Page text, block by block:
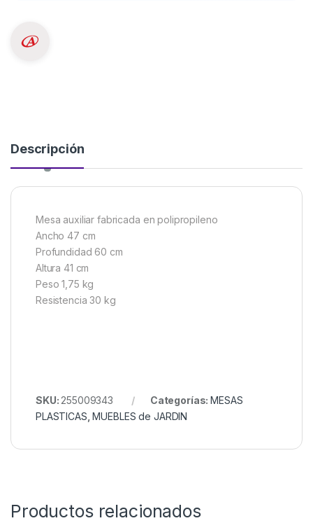
Descripción
Mesa auxiliar fabricada en polipropileno
Ancho 47 cm
Profundidad 60 cm
Altura 41 cm
Peso 1,75 kg
Resistencia 30 kg
SKU: 255009343 Categorías:MESAS
PLASTICAS ,MUEBLES de JARDIN
Productos relacionados